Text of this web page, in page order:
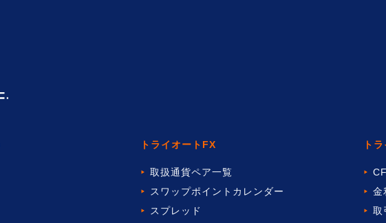
トライオートFX
取扱通貨ペア一覧
スワップポイントカレンダー
スプレッド
ト
金
取